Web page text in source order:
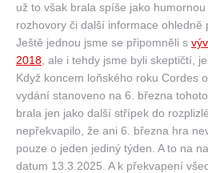
už to však brala spíše jako
rozhovory či další informace ohledně
Ještě jednou jsme se připomněli s
2018 , ale i tehdy jsme byli skeptičtí,
Když koncem loňského roku Cordes
vydání stanoveno na 6. března
brala jen jako další střípek do
nepřekvapilo, že ani 6. března hra
pouze o jeden jediný týden. A to na
datum 13.3.2025. A k překvapení